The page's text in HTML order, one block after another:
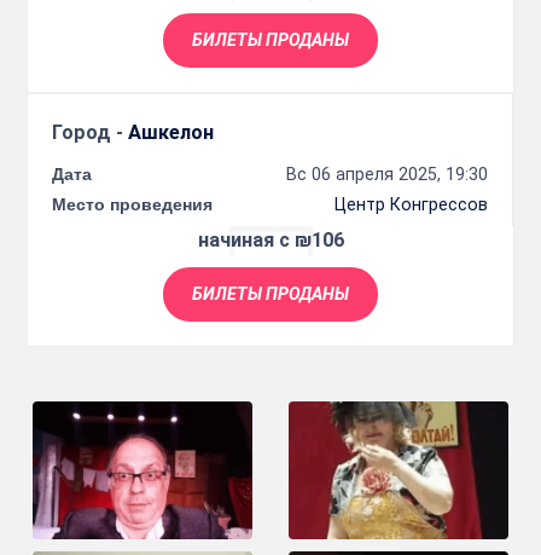
БИЛЕТЫ ПРОДАНЫ
Город - Ашкелон
Дата
Вс 06 апреля 2025, 19:30
Место проведения
Центр Конгрессов
начиная с ₪106
БИЛЕТЫ ПРОДАНЫ